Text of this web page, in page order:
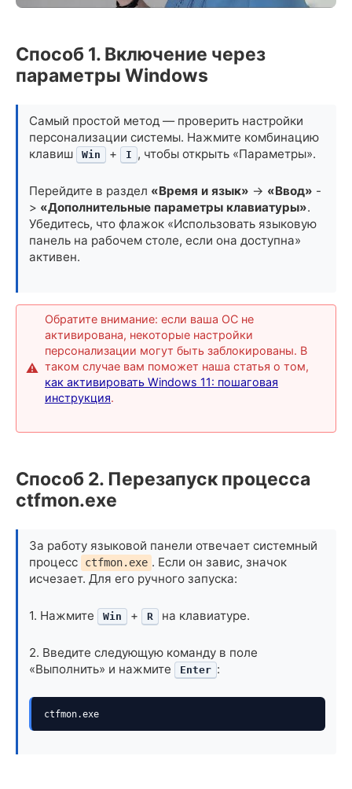
Способ 1. Включение через
параметры Windows
Самый простой метод — проверить настройки
персонализации системы. Нажмите комбинацию
клавиш
Win + I , чтобы открыть «Параметры».
Перейдите в раздел «Время и язык» -> «Ввод» -
> «Дополнительные параметры клавиатуры».
Убедитесь, что флажок «Использовать языковую
панель на рабочем столе, если она доступна»
активен.
Обратите внимание: если ваша ОС не
активирована, некоторые настройки
персонализации могут быть заблокированы. В
таком случае вам поможет наша статья о том,
как активировать Windows 11: пошаговая
инструкция.
Способ 2. Перезапуск процесса
ctfmon.exe
За работу языковой панели отвечает системный
процесс
ctfmon.exe . Если он завис, значок
исчезает. Для его ручного запуска:
1. Нажмите Win + R на клавиатуре.
2. Введите следующую команду в поле
«Выполнить» и нажмите
Enter :
ctfmon.exe